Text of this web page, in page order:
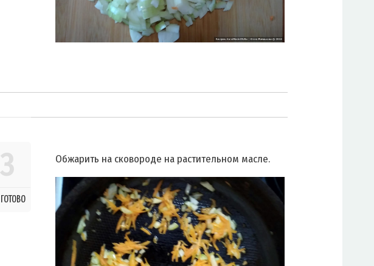
3
ГОТОВО
Обжарить на сковороде на растительном масле.